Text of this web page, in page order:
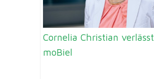
Cornelia Christian verlässt
moBiel